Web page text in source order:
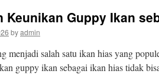
Makanan
Keunikan Guppy Ikan
byadmin
menjadi salah satu ikan hias yang
guppy ikan sebagai ikan hias tidak